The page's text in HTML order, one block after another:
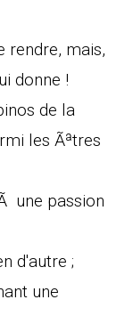
rendre, mais,
donne !
de la
les Ãªtres
une passion
d'autre ;
une